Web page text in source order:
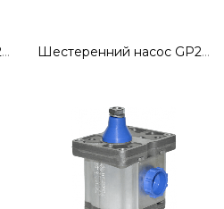
Шестеренний насос GP2K16R-G262G Шестеренний насос GP2K11L-G261B